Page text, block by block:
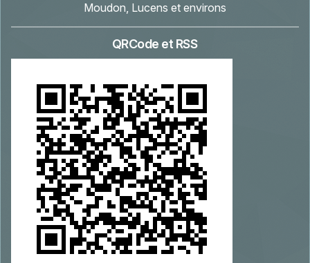
Moudon, Lucens et environs
QRCode et RSS